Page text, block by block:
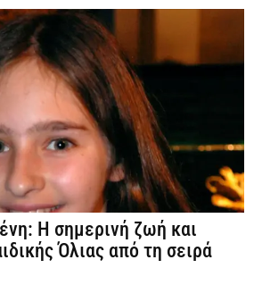
Η σημερινή ζωή και
Όλιας από τη σειρά